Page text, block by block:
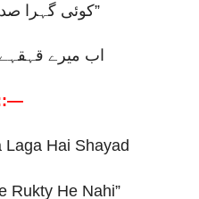
کوئی گہرا”
اب میرے
Laga Hai Shayad
Rukty He Nahi”